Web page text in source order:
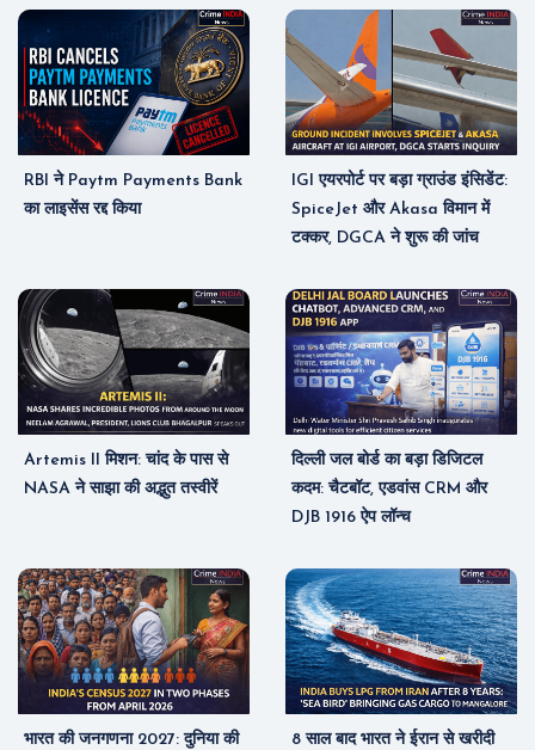
RBI ने Paytm Payments Bank
का लाइसेंस रद्द किया
IGI एयरपोर्ट पर बड़ा ग्राउंड इंसिडेंट:
SpiceJet और Akasa विमान में
टक्कर, DGCA ने शुरू की जांच
Artemis II मिशन: चांद के पास से
NASA ने साझा की अद्भुत तस्वीरें
दिल्ली जल बोर्ड का बड़ा डिजिटल
कदम: चैटबॉट, एडवांस CRM और
DJB 1916 ऐप लॉन्च
भारत की जनगणना 2027: दुनिया की
8 साल बाद भारत ने ईरान से खरीदी